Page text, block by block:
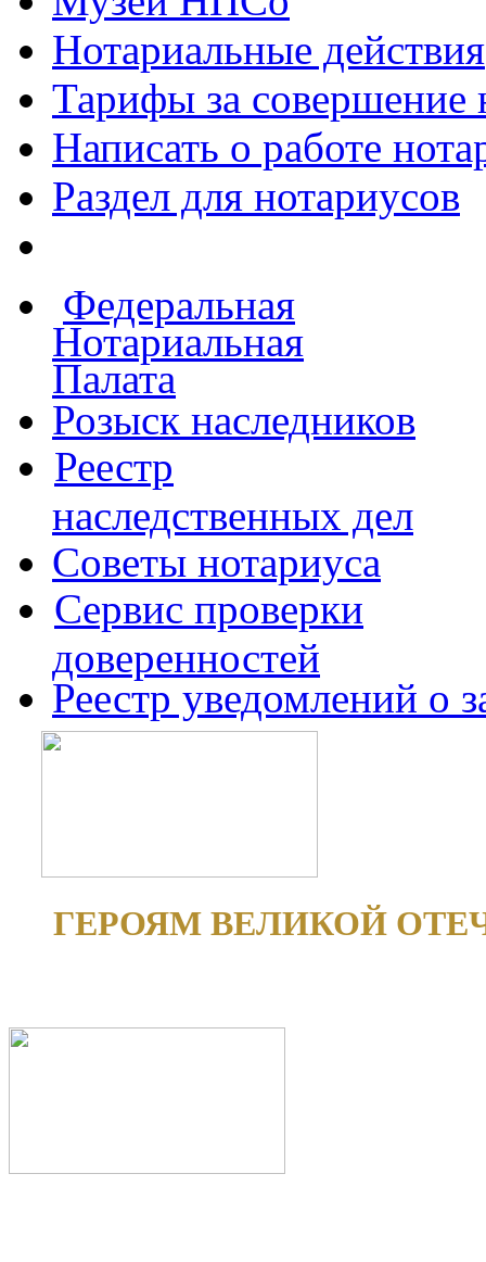
Нотариальные действия
Тарифы за совершение
Написать о работе
Раздел для нотариусов
Федеральная
Нотариальная
Палата
Розыск наследников
Реестр
наследственных дел
Советы нотариуса
Сервис проверки
доверенностей
Реестр уведомлений о
ГЕРОЯМ ВЕЛИКОЙ